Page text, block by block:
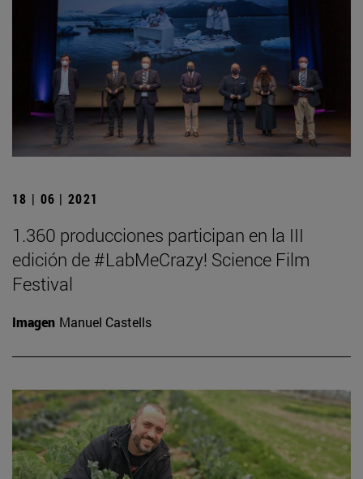
18 | 06 | 2021
1.360 producciones participan en la III
edición de #LabMeCrazy! Science Film
Festival
Imagen Manuel Castells